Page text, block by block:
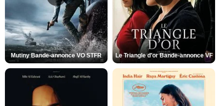
Mutiny Bande-annonce VO STFR Le Triangle d'or Bande-annonce VF